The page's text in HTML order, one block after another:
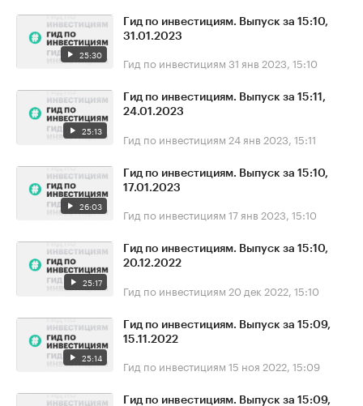
25:30
Гид по инвестициям. Выпуск за 15:10,
31.01.2023
Гид по инвестициям 31 янв 2023, 15:10
25:13
Гид по инвестициям. Выпуск за 15:11,
24.01.2023
Гид по инвестициям 24 янв 2023, 15:11
26:03
Гид по инвестициям. Выпуск за 15:10,
17.01.2023
Гид по инвестициям 17 янв 2023, 15:10
25:17
Гид по инвестициям. Выпуск за 15:10,
20.12.2022
Гид по инвестициям 20 дек 2022, 15:10
25:14
Гид по инвестициям. Выпуск за 15:09,
15.11.2022
Гид по инвестициям 15 ноя 2022, 15:09
Гид по инвестициям. Выпуск за 15:09,